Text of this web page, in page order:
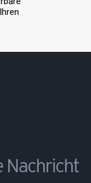
Nachricht